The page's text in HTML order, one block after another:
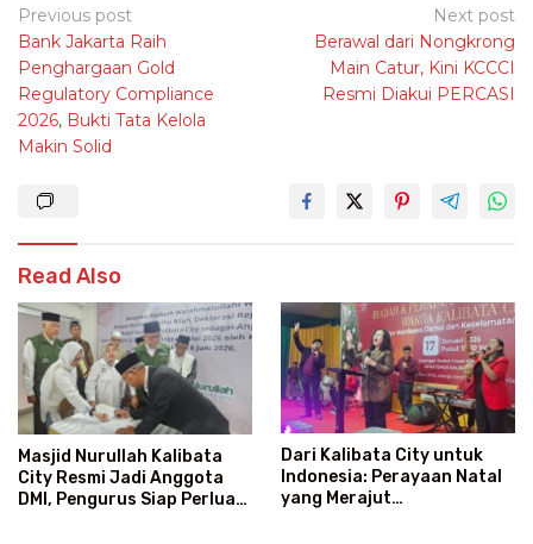
Post
navigation
Previous post
Bank Jakarta Raih
Penghargaan Gold
Regulatory Compliance
2026, Bukti Tata Kelola
Makin Solid
Next post
Berawal dari Nongkrong
Main Catur, Kini KCCCI
Resmi Diakui PERCASI
Read Also
Masjid Nurullah Kalibata
City Resmi Jadi Anggota
DMI, Pengurus Siap Perluas
Dari Kalibata City untuk
Indonesia: Perayaan Natal
yang Merajut